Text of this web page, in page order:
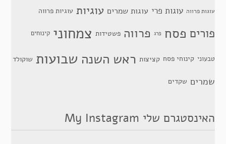
עוגות פרווה עוגות פרי עוגות שמרים עוגיות עוגיות פרווה
פורים פסח פרג פרווה פשטידות צמחוני קינוחים
טבעוני קינוחי פסח קציצות ראש השנה שבועות שוקולד
שמרים שקדים
האינסטגרם שלי My Instagram